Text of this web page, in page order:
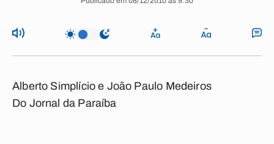
Alberto Simplício e João Paulo Medeiros
Do Jornal da Paraíba